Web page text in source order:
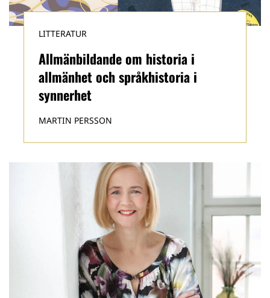
Allmänbildande om historia i
allmänhet och språkhistoria i
synnerhet
LITTERATUR
MARTIN PERSSON